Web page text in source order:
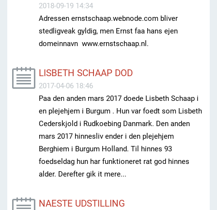
2018-09-19 14:34
Adressen ernstschaap.webnode.com bliver
stedligveak gyldig, men Ernst faa hans ejen
domeinnavn www.ernstschaap.nl.
LISBETH SCHAAP DOD
2017-04-06 18:46
Paa den anden mars 2017 doede Lisbeth Schaap i
en plejehjem i Burgum . Hun var foedt som Lisbeth
Cederskjold i Rudkoebing Danmark. Den anden
mars 2017 hinnesliv ender i den plejehjem
Berghiem i Burgum Holland. Til hinnes 93
foedseldag hun har funktioneret rat god hinnes
alder. Derefter gik it mere...
NAESTE UDSTILLING